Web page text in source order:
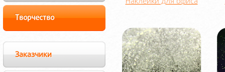
Творчество
Заказчики